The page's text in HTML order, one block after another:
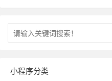
小程序分类